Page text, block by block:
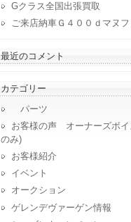
Gクラス全国出張買取
ご来店納車Ｇ４００ｄマヌ
最近のコメント
カテゴリー
パーツ
お客様の声 オーナーズボ
のみ)
お客様紹介
イベント
オークション
ゲレンデヴァーゲン情報